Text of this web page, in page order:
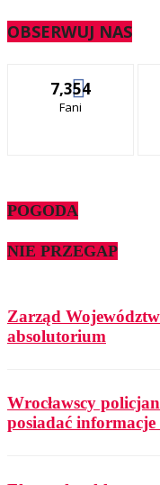
OBSERWUJ NAS
7,354
Fani
POGODA
NIE PRZEGAP
Zarząd
absolutorium
Wrocławscy
posiadać